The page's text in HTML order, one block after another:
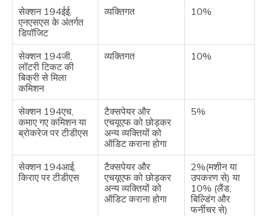
सेक्शन 194ईई,
एनएसएस के अंतर्गत
डिपॉजिट
व्यक्तिगत 10%
सेक्शन 194जी,
लॉटरी टिकट की
बिक्री से मिला
कमिशन
व्यक्तिगत 10%
सेक्शन 194एच,
कमाए गए कमिशन या
ब्रोकरेज पर टीडीएस
टैक्सपेयर और
एचयूएफ को छोड़कर
अन्य व्यक्तियों को
ऑडिट कराना होगा
5%
सेक्शन 194आई,
किराए पर टीडीएस
टैक्सपेयर और
एचयूएफ को छोड़कर
अन्य व्यक्तियों को
ऑडिट कराना होगा
2%(मशीन या
उपकरण से) या
10% (लैंड,
बिल्डिंग और
फर्नीचर से)